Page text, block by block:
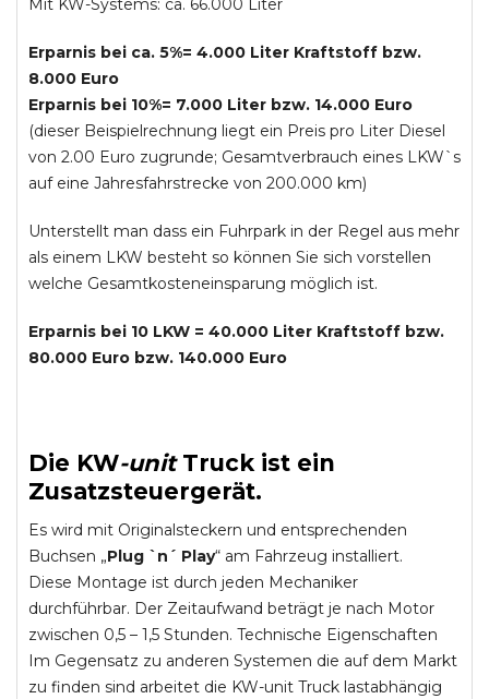
Mit KW-Systems: ca. 66.000 Liter
Erparnis bei ca. 5%= 4.000 Liter Kraftstoff bzw.
8.000 Euro
Erparnis bei 10%= 7.000 Liter bzw. 14.000 Euro
(dieser Beispielrechnung liegt ein Preis pro Liter Diesel
von 2.00 Euro zugrunde; Gesamtverbrauch eines LKW`s
auf eine Jahresfahrstrecke von 200.000 km)
Unterstellt man dass ein Fuhrpark in der Regel aus mehr
als einem LKW besteht so können Sie sich vorstellen
welche Gesamtkosteneinsparung möglich ist.
Erparnis bei 10 LKW = 40.000 Liter Kraftstoff bzw.
80.000 Euro bzw. 140.000 Euro
Die KW-unit Truckist ein
Zusatzsteuergerät.
Es wird mit Originalsteckern und entsprechenden
Buchsen „Plug `n´ Play“ am Fahrzeug installiert.
Diese Montage ist durch jeden Mechaniker
durchführbar. Der Zeitaufwand beträgt je nach Motor
zwischen 0,5 – 1,5 Stunden. Technische Eigenschaften
Im Gegensatz zu anderen Systemen die auf dem Markt
zu finden sind arbeitet die KW-unit Truck lastabhängig